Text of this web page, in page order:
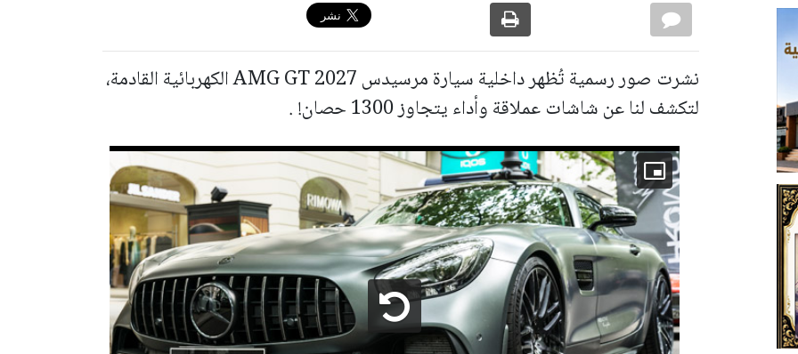
نشرت صور رسمية تُظهر داخلية سيارة مرسيدس AMG GT 2027 الكهربائية القادمة،
لتكشف لنا عن شاشات عملاقة وأداء يتجاوز 1300 حصان! .